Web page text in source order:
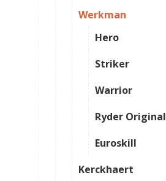
Werkman
Hero
Striker
Warrior
Ryder Original
Euroskill
Kerckhaert